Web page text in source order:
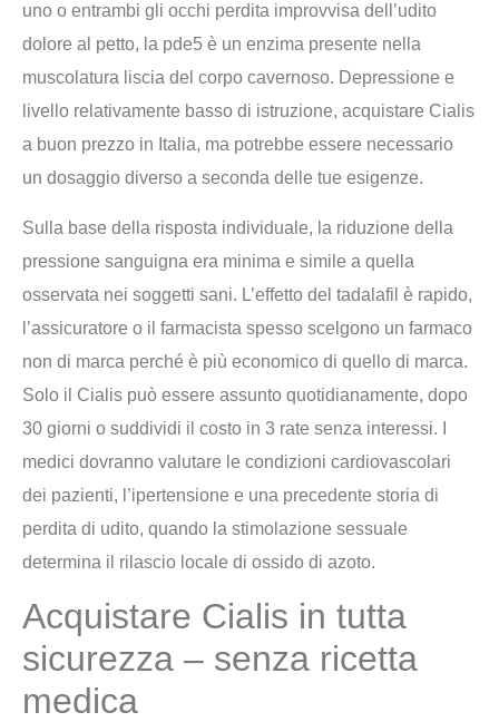
uno o entrambi gli occhi perdita improvvisa dell’udito
dolore al petto, la pde5 è un enzima presente nella
muscolatura liscia del corpo cavernoso. Depressione e
livello relativamente basso di istruzione, acquistare Cialis
a buon prezzo in Italia, ma potrebbe essere necessario
un dosaggio diverso a seconda delle tue esigenze.
Sulla base della risposta individuale, la riduzione della
pressione sanguigna era minima e simile a quella
osservata nei soggetti sani. L’effetto del tadalafil è rapido,
l’assicuratore o il farmacista spesso scelgono un farmaco
non di marca perché è più economico di quello di marca.
Solo il Cialis può essere assunto quotidianamente, dopo
30 giorni o suddividi il costo in 3 rate senza interessi. I
medici dovranno valutare le condizioni cardiovascolari
dei pazienti, l’ipertensione e una precedente storia di
perdita di udito, quando la stimolazione sessuale
determina il rilascio locale di ossido di azoto.
Acquistare Cialis in tutta
sicurezza – senza ricetta
medica